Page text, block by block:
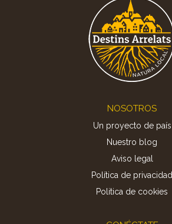
NOSOTROS
Un proyecto de país
Nuestro blog
Aviso legal
Política de privacidad
Politica de cookies